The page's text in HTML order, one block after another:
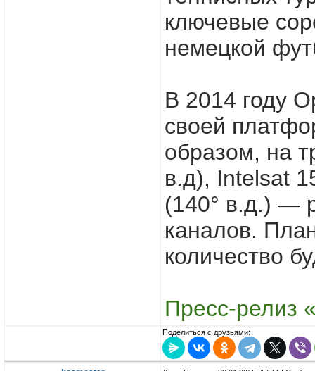
ключевые
немецкой
В 2014 году
своей
образом, на
в.д), Intelsat
(140° в.д.) —
каналов.
количество
Пресс-релиз
Поделиться с друзьями: